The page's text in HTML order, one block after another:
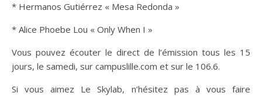
* Hermanos Gutiérrez « Mesa Redonda »
* Alice Phoebe Lou « Only When I »
Vous pouvez écouter le direct de l’émission tous les 15
jours, le samedi, sur campuslille.com et sur le 106.6.
Si vous aimez Le Skylab, n’hésitez pas à vous faire